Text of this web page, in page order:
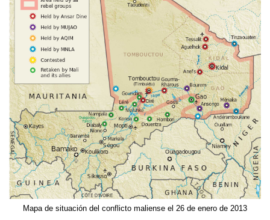
Mapa de situación del conflicto maliense el 26 de enero de 2013